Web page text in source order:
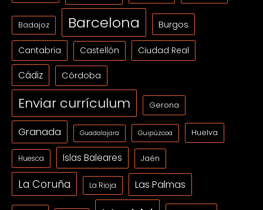
Badajoz Barcelona Burgos
Cantabria Castellón Ciudad Real
Cádiz Córdoba
Enviar currículum Gerona
Granada Guadalajara Guipúzcoa Huelva
Huesca Islas Baleares Jaén
La Coruña La Rioja Las Palmas